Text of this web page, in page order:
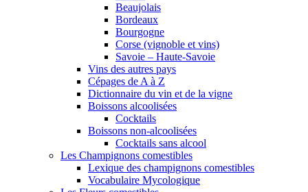
Beaujolais
Bordeaux
Bourgogne
Corse (vignoble et vins)
Savoie – Haute-Savoie
Vins des autres pays
Cépages de A à Z
Dictionnaire du vin et de la vigne
Boissons alcoolisées
Cocktails
Boissons non-alcoolisées
Cocktails sans alcool
Les Champignons comestibles
Lexique des champignons comestibles
Vocabulaire Mycologique